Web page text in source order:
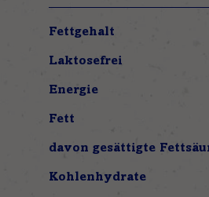
Weitere
Fettgehalt
Laktosefrei
Energie
Fett
davon gesättigte
Kohlenhydrate